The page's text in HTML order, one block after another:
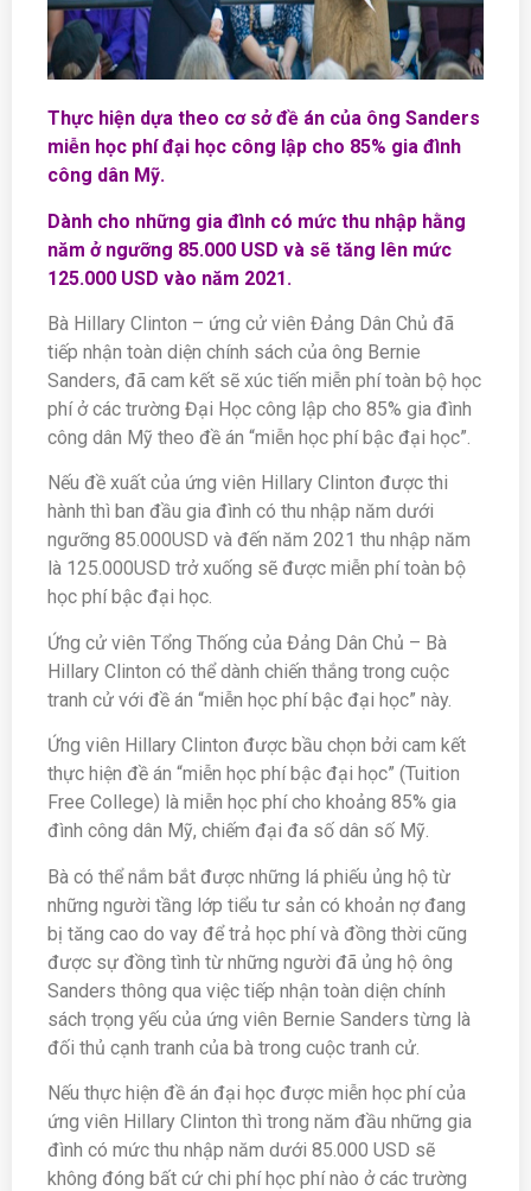
Thực hiện dựa theo cơ sở đề án của ông Sanders
miễn học phí đại học công lập cho 85% gia đình
công dân Mỹ.
Dành cho những gia đình có mức thu nhập hằng
năm ở ngưỡng 85.000 USD và sẽ tăng lên mức
125.000 USD vào năm 2021.
Bà Hillary Clinton – ứng cử viên Đảng Dân Chủ đã
tiếp nhận toàn diện chính sách của ông Bernie
Sanders, đã cam kết sẽ xúc tiến miễn phí toàn bộ học
phí ở các trường Đại Học công lập cho 85% gia đình
công dân Mỹ theo đề án “miễn học phí bậc đại học”.
Nếu đề xuất của ứng viên Hillary Clinton được thi
hành thì ban đầu gia đình có thu nhập năm dưới
ngưỡng 85.000USD và đến năm 2021 thu nhập năm
là 125.000USD trở xuống sẽ được miễn phí toàn bộ
học phí bậc đại học.
Ứng cử viên Tổng Thống của Đảng Dân Chủ – Bà
Hillary Clinton có thể dành chiến thắng trong cuộc
tranh cử với đề án “miễn học phí bậc đại học” này.
Ứng viên Hillary Clinton được bầu chọn bởi cam kết
thực hiện đề án “miễn học phí bậc đại học” (Tuition
Free College) là miễn học phí cho khoảng 85% gia
đình công dân Mỹ, chiếm đại đa số dân số Mỹ.
Bà có thể nắm bắt được những lá phiếu ủng hộ từ
những người tầng lớp tiểu tư sản có khoản nợ đang
bị tăng cao do vay để trả học phí và đồng thời cũng
được sự đồng tình từ những người đã ủng hộ ông
Sanders thông qua việc tiếp nhận toàn diện chính
sách trọng yếu của ứng viên Bernie Sanders từng là
đối thủ cạnh tranh của bà trong cuộc tranh cử.
Nếu thực hiện đề án đại học được miễn học phí của
ứng viên Hillary Clinton thì trong năm đầu những gia
đình có mức thu nhập năm dưới 85.000 USD sẽ
không đóng bất cứ chi phí học phí nào ở các trường